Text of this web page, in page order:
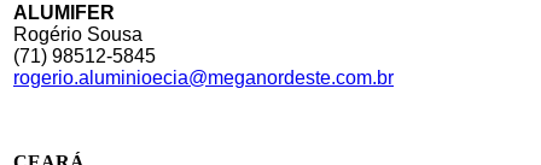
ALUMIFER
Rogério Sousa
(71) 98512-5845
rogerio.aluminioecia@meganordeste.com.br